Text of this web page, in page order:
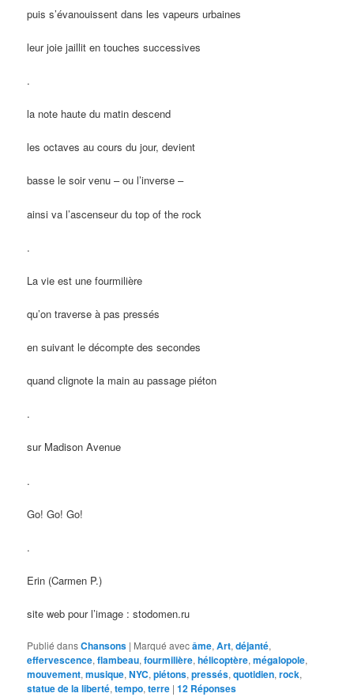
puis s’évanouissent dans les vapeurs urbaines
leur joie jaillit en touches successives
.
la note haute du matin descend
les octaves au cours du jour, devient
basse le soir venu – ou l’inverse –
ainsi va l’ascenseur du top of the rock
.
La vie est une fourmilière
qu’on traverse à pas pressés
en suivant le décompte des secondes
quand clignote la main au passage piéton
.
sur Madison Avenue
.
Go! Go! Go!
.
Erin (Carmen P.)
site web pour l’image : stodomen.ru
Publié dansChansons | Marqué avecâme,Art,déjanté,
effervescence,flambeau,fourmilière,hélicoptère,mégalopole,
mouvement,musique,NYC,piétons,pressés,quotidien,rock,
statue de la liberté,tempo,terre |12 Réponses